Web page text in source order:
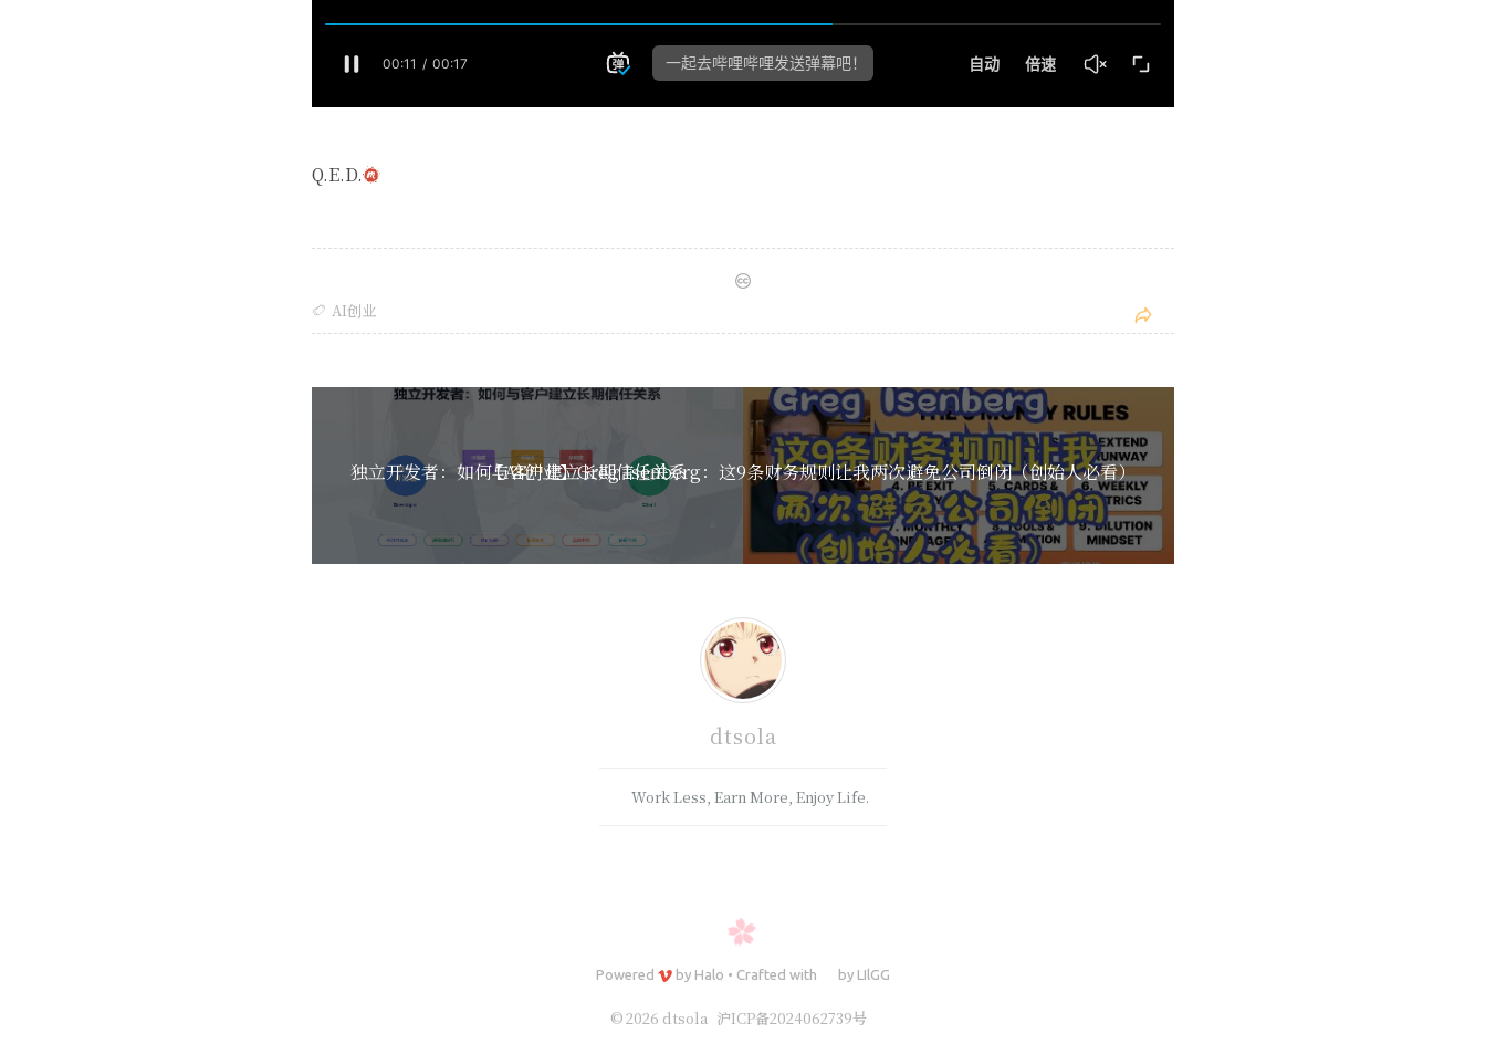
Q.E.D.
AI创业
独立开发者：如何与客户建立长期信任关系
【AI创业】Greg Isenberg：这9条财务规则让我两次避免公司倒闭（创始人必看）
dtsola
Work Less, Earn More, Enjoy Life.
Powered by Halo • Crafted with by LIlGG
© 2026 dtsola 沪ICP备2024062739号